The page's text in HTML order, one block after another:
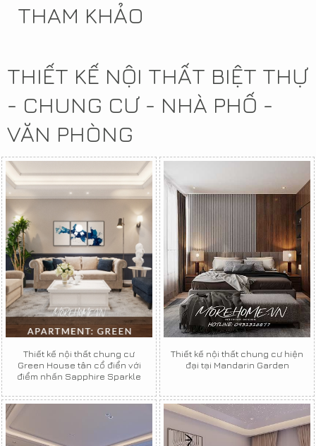
THAM KHẢO
THIẾT KẾ NỘI THẤT BIỆT THỰ
- CHUNG CƯ - NHÀ PHỐ -
VĂN PHÒNG
Thiết kế nội thất chung cư
Green House tân cổ điển với
điểm nhấn Sapphire Sparkle
Thiết kế nội thất chung cư hiện
đại tại Mandarin Garden